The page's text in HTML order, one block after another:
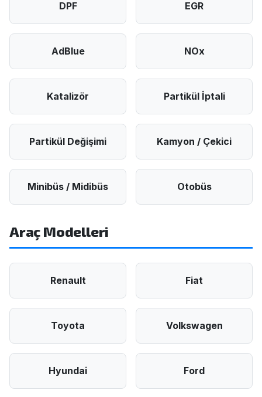
DPF EGR
AdBlue NOx
Katalizör Partikül İptali
Partikül Değişimi Kamyon / Çekici
Minibüs / Midibüs Otobüs
Araç Modelleri
Renault Fiat
Toyota Volkswagen
Hyundai Ford